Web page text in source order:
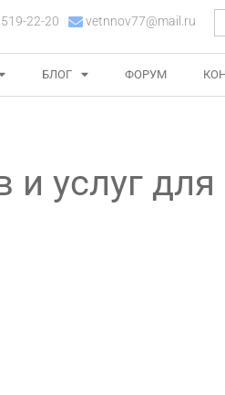
22-20 vetnnov77@mail.ru
БЛОГ ФОРУМ
услуг для